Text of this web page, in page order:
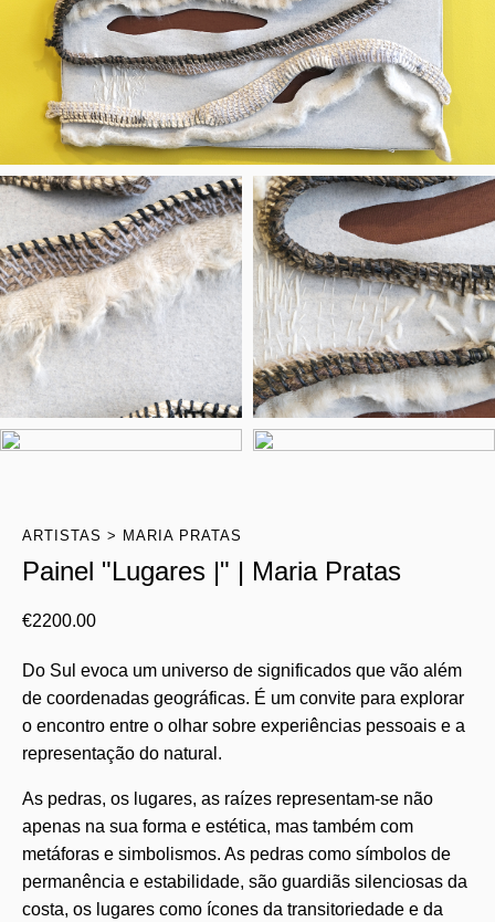
ARTISTAS MARIA PRATAS
Painel "Lugares |" | Maria Pratas
€2200.00
Do Sul evoca um universo de significados que vão além
de coordenadas geográficas. É um convite para explorar
o encontro entre o olhar sobre experiências pessoais e a
representação do natural.
As pedras, os lugares, as raízes representam-se não
apenas na sua forma e estética, mas também com
metáforas e simbolismos. As pedras como símbolos de
permanência e estabilidade, são guardiãs silenciosas da
costa, os lugares como ícones da transitoriedade e da